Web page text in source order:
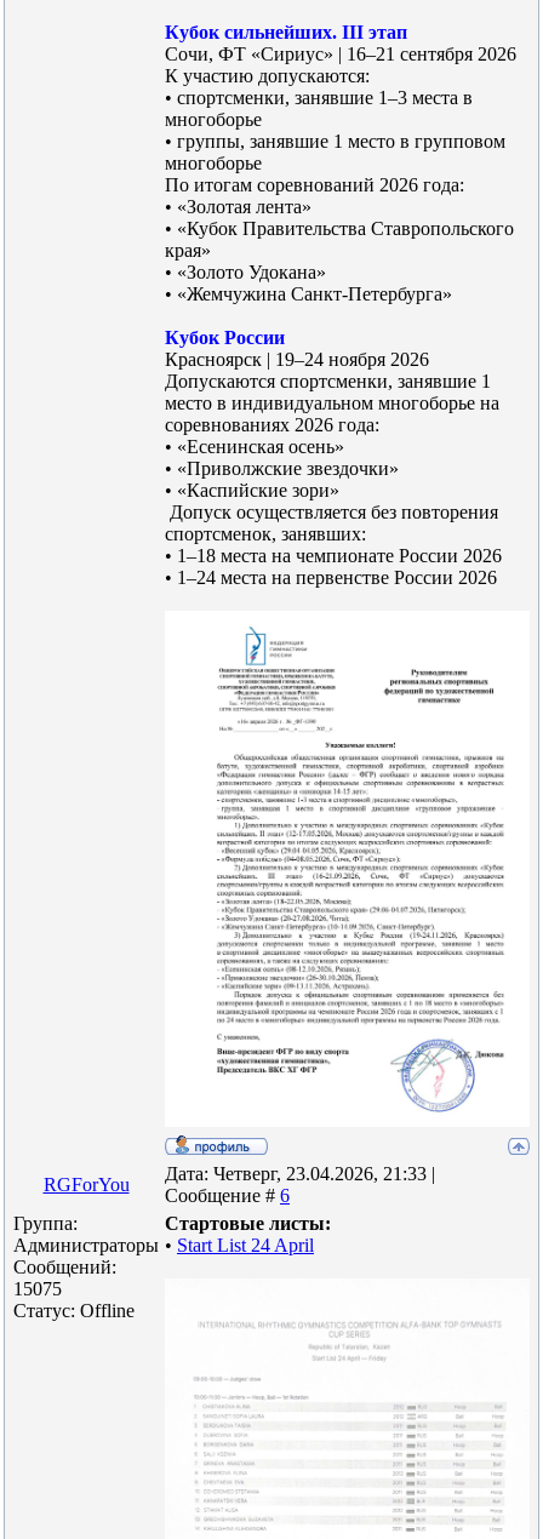
Кубок сильнейших. III этап
Сочи, ФТ «Сириус» | 16–21 сентября 2026
К участию допускаются:
• спортсменки, занявшие 1–3 места в
многоборье
• группы, занявшие 1 место в групповом
многоборье
По итогам соревнований 2026 года:
• «Золотая лента»
• «Кубок Правительства Ставропольского
края»
• «Золото Удокана»
• «Жемчужина Санкт-Петербурга»
Кубок России
Красноярск | 19–24 ноября 2026
Допускаются спортсменки, занявшие 1
место в индивидуальном многоборье на
соревнованиях 2026 года:
• «Есенинская осень»
• «Приволжские звездочки»
• «Каспийские зори»
️ Допуск осуществляется без повторения
спортсменок, занявших:
• 1–18 места на чемпионате России 2026
• 1–24 места на первенстве России 2026
RGForYou
Дата: Четверг, 23.04.2026, 21:33 |
Сообщение # 6
Группа:
Администраторы
Сообщений:
15075
Статус: Offline
Стартовые листы:
• Start List 24 April